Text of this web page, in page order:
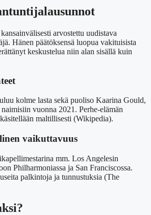
arvostettu uudistava
Hänen päätöksensä luopua vakituisista
keskustelua niin alan sisällä kuin
kolme lasta sekä puoliso Kaarina Gould,
vuonna 2021. Perhe-elämän
maltillisesti (Wikipedia).
vaikuttavuus
mm. Los Angelesin
Philharmoniassa ja San Franciscossa.
palkintoja ja tunnustuksia (The